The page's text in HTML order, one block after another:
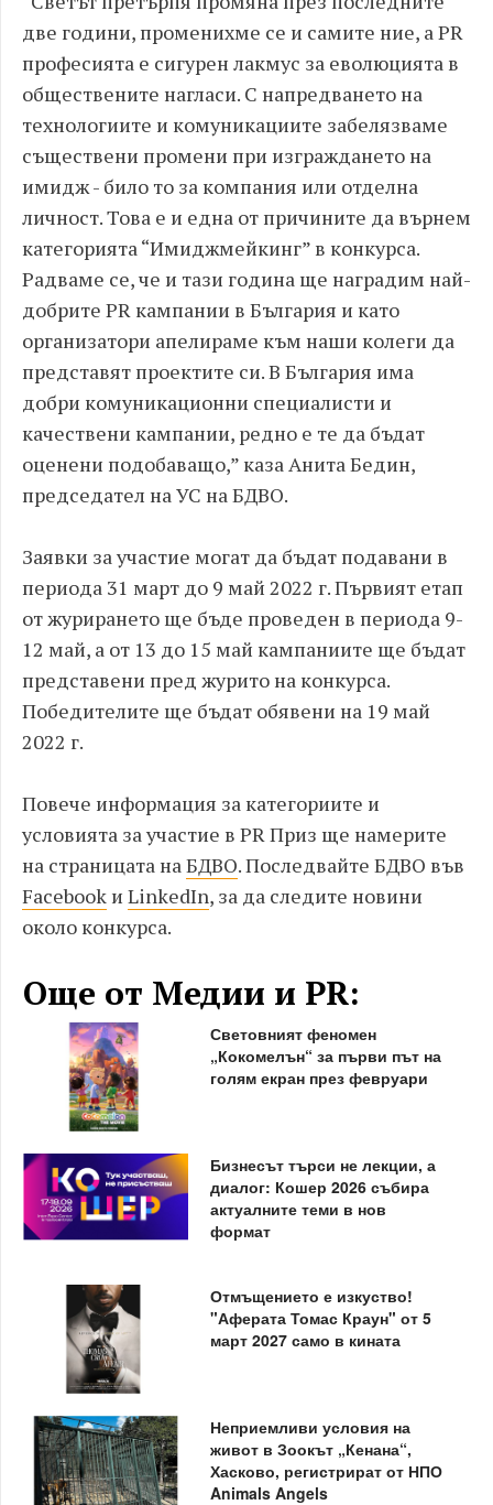
две години, променихме се и самите ние, а PR
професията е сигурен лакмус за еволюцията в
обществените нагласи. С напредването на
технологиите и комуникациите забелязваме
съществени промени при изграждането на
имидж - било то за компания или отделна
личност. Това е и една от причините да върнем
категорията “Имиджмейкинг” в конкурса.
Радваме се, че и тази година ще наградим най-
добрите PR кампании в България и като
организатори апелираме към наши колеги да
представят проектите си. В България има
добри комуникационни специалисти и
качествени кампании, редно е те да бъдат
оценени подобаващо,” каза Анита Бедин,
председател на УС на БДВО.
Заявки за участие могат да бъдат подавани в
периода 31 март до 9 май 2022 г. Първият етап
от журирането ще бъде проведен в периода 9-
12 май, а от 13 до 15 май кампаниите ще бъдат
представени пред журито на конкурса.
Победителите ще бъдат обявени на 19 май
2022 г.
Повече информация за категориите и
условията за участие в PR Приз ще намерите
на страницата на БДВО. Последвайте БДВО във
Facebook и LinkedIn, за да следите новини
около конкурса.
Още от Медии и PR:
Световният феномен
„Кокомелън“ за първи път на
голям екран през февруари
Бизнесът търси не лекции, а
диалог: Кошер 2026 събира
актуалните теми в нов
формат
Отмъщението е изкуство!
"Аферата Томас Краун" от 5
март 2027 само в кината
Неприемливи условия на
живот в Зоокът „Кенана“,
Хасково, регистрират от НПО
Animals Angels